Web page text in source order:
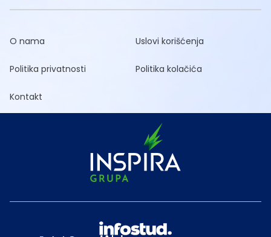
O nama Uslovi korišćenja
Politika privatnosti Politika kolačića
Kontakt